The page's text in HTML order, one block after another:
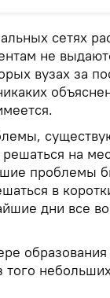
сетях
не
вузах за
на
проблемы
в
дни все